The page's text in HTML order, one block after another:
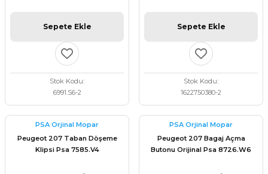
Sepete Ekle
Stok Kodu
6991.S6-2
Sepete Ekle
Stok Kodu
1622750380-2
PSA Orjinal Mopar
Peugeot 207 Taban Döşeme
Klipsi Psa 7585.V4
PSA Orjinal Mopar
Peugeot 207 Bagaj Açma
Butonu Orijinal Psa 8726.W6